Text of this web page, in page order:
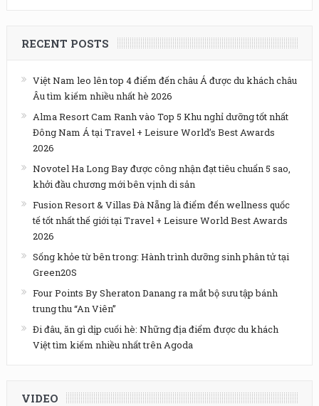
RECENT POSTS
Việt Nam leo lên top 4 điểm đến châu Á được du khách châu
Âu tìm kiếm nhiều nhất hè 2026
Alma Resort Cam Ranh vào Top 5 Khu nghỉ dưỡng tốt nhất
Đông Nam Á tại Travel + Leisure World’s Best Awards
2026
Novotel Ha Long Bay được công nhận đạt tiêu chuẩn 5 sao,
khởi đầu chương mới bên vịnh di sản
Fusion Resort & Villas Đà Nẵng là điểm đến wellness quốc
tế tốt nhất thế giới tại Travel + Leisure World Best Awards
2026
Sống khỏe từ bên trong: Hành trình dưỡng sinh phân tử tại
Green20S
Four Points By Sheraton Danang ra mắt bộ sưu tập bánh
trung thu “An Viên”
Đi đâu, ăn gì dịp cuối hè: Những địa điểm được du khách
Việt tìm kiếm nhiều nhất trên Agoda
VIDEO